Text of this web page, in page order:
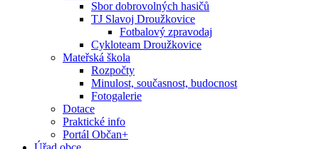
Sbor dobrovolných hasičů
TJ Slavoj Droužkovice
Fotbalový zpravodaj
Cykloteam Droužkovice
Mateřská škola
Rozpočty
Minulost, současnost, budocnost
Fotogalerie
Dotace
Praktické info
Portál Občan+